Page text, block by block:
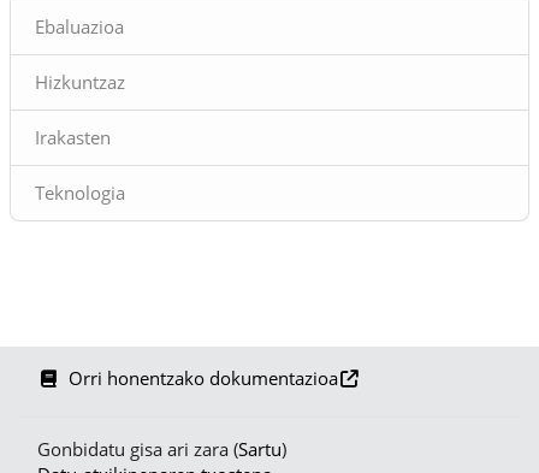
Ebaluazioa
Hizkuntzaz
Irakasten
Teknologia
Orri honentzako dokumentazioa
Gonbidatu gisa ari zara (Sartu)